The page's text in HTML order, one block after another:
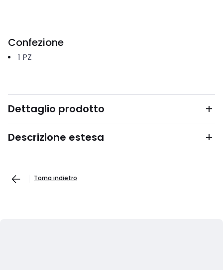
Confezione
1 PZ
Dettaglio prodotto
Descrizione estesa
Torna indietro